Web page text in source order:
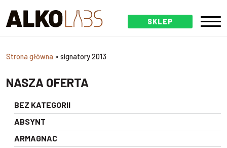
SKLEP
Strona główna » signatory 2013
NASZA OFERTA
BEZ KATEGORII
ABSYNT
ARMAGNAC